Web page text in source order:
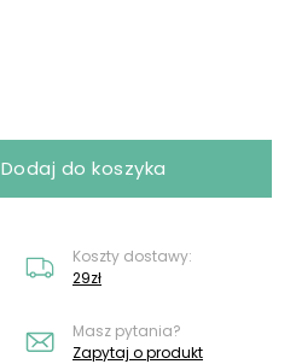
Dodaj do koszyka
Koszty dostawy:
29zł
Masz pytania?
Zapytaj o produkt